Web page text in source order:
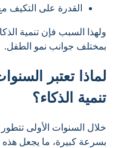
القدرة على التكيف
ولهذا السبب فإن تنمية
بمختلف جوانب نمو الطفل.
لماذا تعتبر
تنمية الذكاء؟
خلال السنوات الأولى
بسرعة كبيرة، ما يجعل هذه